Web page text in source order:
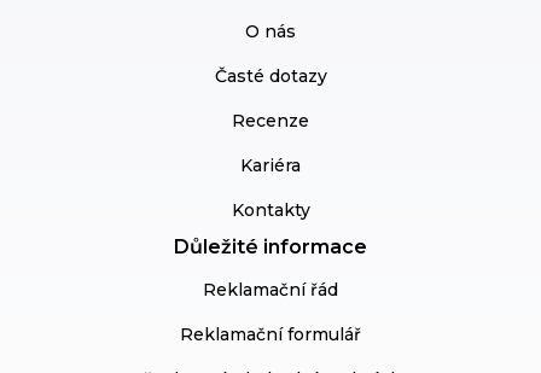
O nás
Časté dotazy
Recenze
Kariéra
Kontakty
Důležité informace
Reklamační řád
Reklamační formulář